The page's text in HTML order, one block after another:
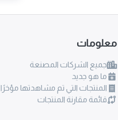
معلومات
جميع الشركات المصنعة
ما هو جديد
المنتجات التي تم مشاهدتها مؤخرًا
قائمة مقارنة المنتجات